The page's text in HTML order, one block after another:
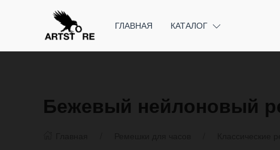
ГЛАВНАЯ КАТАЛОГ
Бежевый нейлоновый